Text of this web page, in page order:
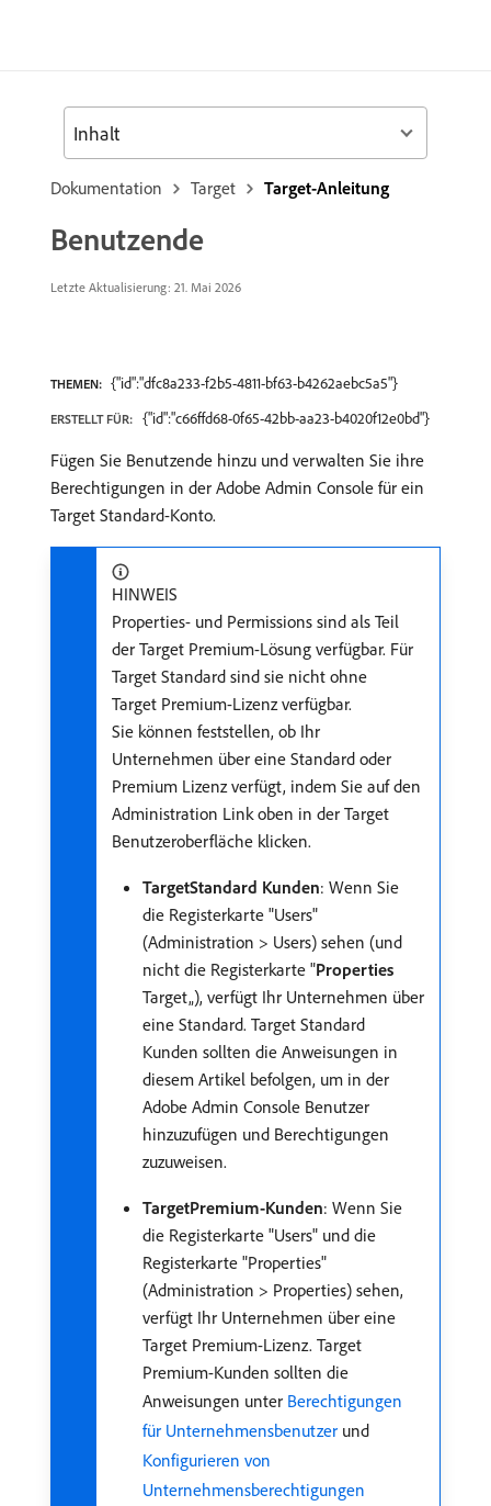
Dokumentation Target Target-Anleitung
Benutzende
Letzte Aktualisierung: 21. Mai 2026
THEMEN: {"id":"dfc8a233-f2b5-4811-bf63-b4262aebc5a5"}
ERSTELLT FÜR: {"id":"c66ffd68-0f65-42bb-aa23-b4020f12e0bd"}
Fügen Sie Benutzende hinzu und verwalten Sie ihre
Berechtigungen in der Adobe Admin Console für ein
Target Standard-Konto.
HINWEIS
Properties- und Permissions sind als Teil
der Target Premium-Lösung verfügbar. Für
Target Standard sind sie nicht ohne
Target Premium-Lizenz verfügbar.
Sie können feststellen, ob Ihr
Unternehmen über eine Standard oder
Premium Lizenz verfügt, indem Sie auf den
Administration Link oben in der Target
Benutzeroberfläche klicken.
Target​Standard Kunden: Wenn Sie
die Registerkarte "Users"
(Administration > Users) sehen (und
nicht die Registerkarte "Properties
Target„), verfügt Ihr Unternehmen über
eine Standard. Target Standard
Kunden sollten die Anweisungen in
diesem Artikel befolgen, um in der
Adobe Admin Console Benutzer
hinzuzufügen und Berechtigungen
zuzuweisen.
TargetPremium-Kunden: Wenn Sie
die Registerkarte "Users" und die
Registerkarte "Properties"
(Administration > Properties) sehen,
verfügt Ihr Unternehmen über eine
Target Premium-Lizenz. Target
Premium-Kunden sollten die
Anweisungen unter Berechtigungen
für Unternehmensbenutzer und
Konfigurieren von
Unternehmensberechtigungen
Inhalt